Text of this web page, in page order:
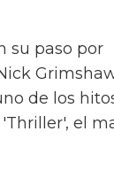
su paso por
de los
el